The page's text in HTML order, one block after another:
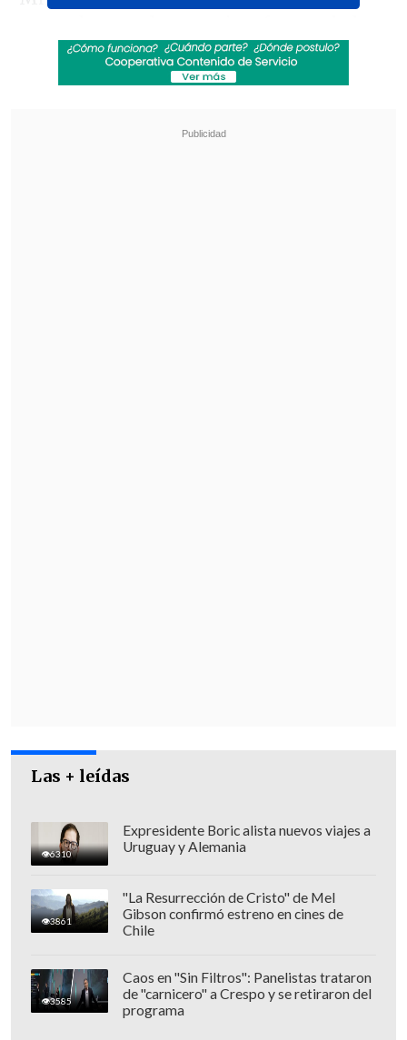
por una falta previa.
[VIDEO] Rivalidad y amor en el Maracaná:
Las + leídas
6310
Expresidente Boric alista nuevos viajes a
Uruguay y Alemania
3861
"La Resurrección de Cristo" de Mel
Gibson confirmó estreno en cines de
Chile
3585
Caos en "Sin Filtros": Panelistas trataron
de "carnicero" a Crespo y se retiraron del
programa